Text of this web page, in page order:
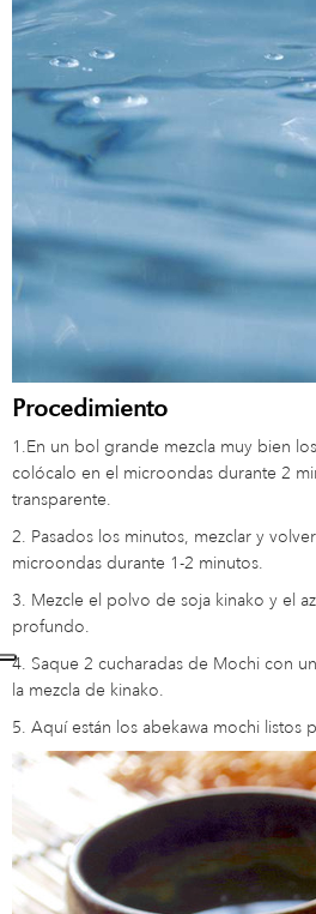
Procedimiento
1.En un bol grande mezcla muy bien
colócalo en el microondas durante 2
transparente.
2. Pasados ​​los minutos, mezclar y
microondas durante 1-2 minutos.
3. Mezcle el polvo de soja kinako y el
profundo.
4. Saque 2 cucharadas de Mochi con
la mezcla de kinako.
5. Aquí están los abekawa mochi listos